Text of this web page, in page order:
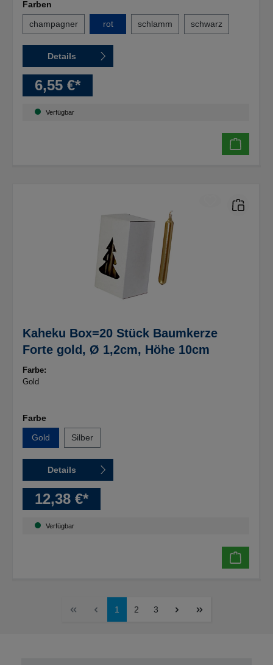
Farben
champagner
rot schlamm schwarz
Details
6,55 €*
Verfügbar
Kaheku Box=20 Stück Baumkerze
Forte gold, Ø 1,2cm, Höhe 10cm
Farbe:
Gold
Farbe
Gold
Silber
Details
12,38 €*
Verfügbar
1 2 3